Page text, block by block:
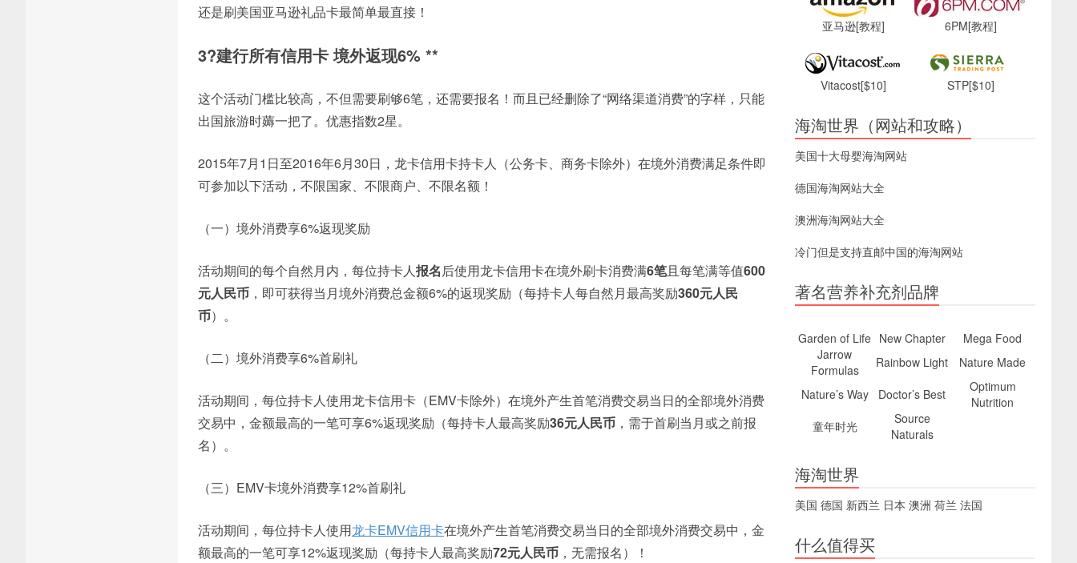
还是刷美国亚马逊礼品卡最简单最直接！
3?建行所有信用卡 境外返现6% **
这个活动门槛比较高，不但需要刷够6笔，还需要报名！而且已经删除了“网络渠道消费”的字样，只能
出国旅游时薅一把了。优惠指数2星。
2015年7月1日至2016年6月30日，龙卡信用卡持卡人（公务卡、商务卡除外）在境外消费满足条件即
可参加以下活动，不限国家、不限商户、不限名额！
（一）境外消费享6%返现奖励
活动期间的每个自然月内，每位持卡人报名后使用龙卡信用卡在境外刷卡消费满6笔且每笔满等值600
元人民币 ，即可获得当月境外消费总金额6%的返现奖励（每持卡人每自然月最高奖励360元人民
币）。
（二）境外消费享6%首刷礼
活动期间，每位持卡人使用龙卡信用卡（EMV卡除外）在境外产生首笔消费交易当日的全部境外消费
交易中，金额最高的一笔可享6%返现奖励（每持卡人最高奖励36元人民币 ，需于首刷当月或之前报
名）。
（三）EMV卡境外消费享12%首刷礼
活动期间，每位持卡人使用龙卡EMV信用卡在境外产生首笔消费交易当日的全部境外消费交易中，金
额最高的一笔可享12%返现奖励（每持卡人最高奖励72元人民币 ，无需报名）！
亚马逊[教程] 6PM[教程]
Vitacost[$10] STP[$10]
海淘世界（网站和攻略）
美国十大母婴海淘网站
德国海淘网站大全
澳洲海淘网站大全
冷门但是支持直邮中国的海淘网站
著名营养补充剂品牌
Garden of Life New Chapter
Mega Food
Jarrow
Formulas
Rainbow Light
Nature Made
Nature’s Way
Doctor’s Best
Optimum
Nutrition
童年时光
Source
Naturals
海淘世界
美国 德国 新西兰 日本 澳洲 荷兰 法国
什么值得买